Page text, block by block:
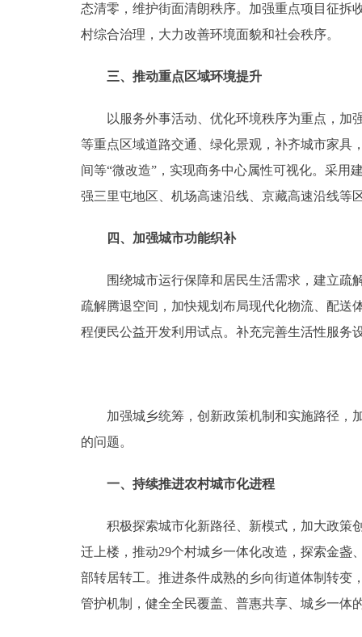
态清零，维护街面清朗秩序。加强重点项目征拆
村综合治理，大力改善环境面貌和社会秩序。
三、推动重点区域环境提升
以服务外事活动、优化环境秩序为重点，加强
等重点区域道路交通、绿化景观，补齐城市家具
间等“微改造”，实现商务中心属性可视化。采用
强三里屯地区、机场高速沿线、京藏高速沿线等
四、加强城市功能织补
围绕城市运行保障和居民生活需求，建立疏解
疏解腾退空间，加快规划布局现代化物流、配送
程便民公益开发利用试点。补充完善生活性服务
加强城乡统筹，创新政策机制和实施路径，加
的问题。
一、持续推进农村城市化进程
积极探索城市化新路径、新模式，加大政策创
迁上楼，推动29个村城乡一体化改造，探索金盏
部转居转工。推进条件成熟的乡向街道体制转变
管护机制，健全全民覆盖、普惠共享、城乡一体